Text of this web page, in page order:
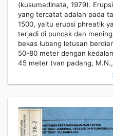
(kusumadinata, 1979).
yang tercatat adalah pada
1500, yaitu erupsi phreatik
terjadi di puncak dan
bekas lubang letusan
50-80 meter dengan
45 meter (van padang,